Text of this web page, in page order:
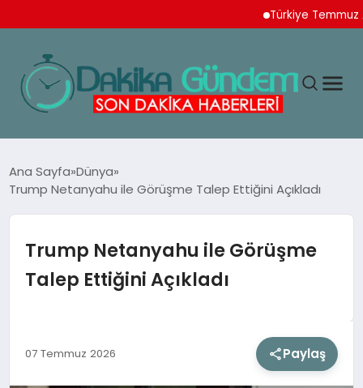
Türkiye Temmuz Ayı
SPOR
EKONOMI
Ana Sayfa Dünya
Trump Netanyahu ile Görüşme Talep Ettiğini Açıkladı
Trump Netanyahu ile Görüşme
Talep Ettiğini Açıkladı
07 Temmuz 2026 Paylaş